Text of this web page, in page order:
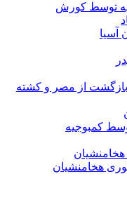
توسط کورش
آسیا
بازگشت از مصر و کشته
کمبوجیه
هخامنشیان